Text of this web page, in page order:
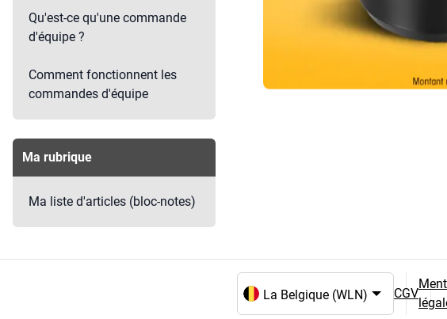
Qu'est-ce qu'une commande
d'équipe ?
Comment fonctionnent les
commandes d'équipe
Ma rubrique
Ma liste d'articles (bloc-notes)
Choix de la langue et du pays
CGV